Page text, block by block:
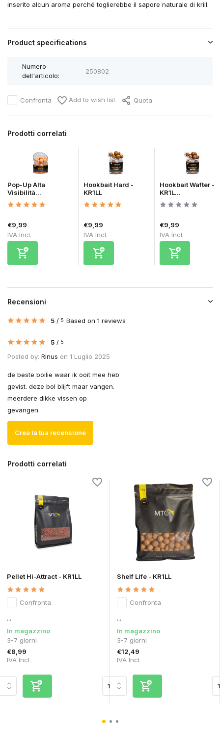
inserito alcun aroma perché toglierebbe il sapore naturale di krill.
Product specifications
Numero
dell'articolo:
250802
Confronta Add to wish list Quota
Prodotti correlati
Pop-Up Alta
Visibilità...
€9,99
IVA Incl.
Hookbait Hard -
KR1LL
€9,99
IVA Incl.
Hookbait Wafter -
KR1L...
€9,99
IVA Incl.
Recensioni
5 / 5 Based on 1 reviews
5 / 5
Posted by: Rinus on 1 Luglio 2025
de beste boilie waar ik ooit mee heb
gevist. deze bol blijft maar vangen.
meerdere dikke vissen op
gevangen.
Crea la tua recensione
Prodotti correlati
Pellet Hi-Attract - KR1LL
Confronta
...
In magazzino
3-7 giorni
€8,99
IVA Incl.
Shelf Life - KR1LL
Confronta
...
In magazzino
3-7 giorni
€12,49
IVA Incl.